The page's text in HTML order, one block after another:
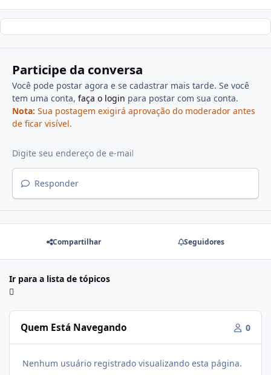
Participe da conversa
Você pode postar agora e se cadastrar mais tarde. Se você
tem uma conta, faça o login para postar com sua conta.
Nota: Sua postagem exigirá aprovação do moderador antes
de ficar visível.
Responder
Compartilhar Seguidores
Ir para a lista de tópicos
Quem Está Navegando 0
Nenhum usuário registrado visualizando esta página.